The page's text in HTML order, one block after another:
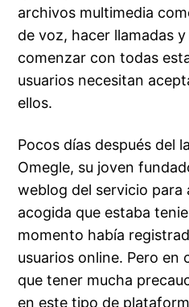
archivos multimedia
de voz, hacer llamadas
comenzar con todas
usuarios necesitan
ellos.
Pocos días después del
Omegle, su joven
weblog del servicio para
acogida que estaba
momento había
usuarios online. Pero en
que tener mucha
en este tipo de